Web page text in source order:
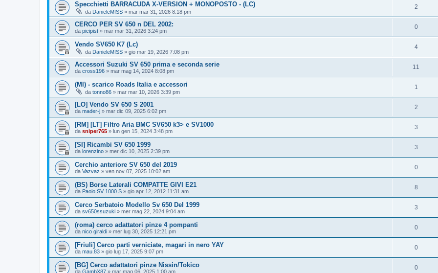
Specchietti BARRACUDA X-VERSION + MONOPOSTO - (LC)
da DanieleMISS » mar mar 31, 2026 8:18 pm
2
CERCO PER SV 650 n DEL 2002:
da picipist » mar mar 31, 2026 3:24 pm
0
Vendo SV650 K7 (Lc)
da DanieleMISS » gio mar 19, 2026 7:08 pm
4
Accessori Suzuki SV 650 prima e seconda serie
da cross196 » mar mag 14, 2024 8:08 pm
11
(MI) - scarico Roads Italia e accessori
da tonno86 » mar mar 10, 2026 3:39 pm
1
[LO] Vendo SV 650 S 2001
da mader-j » mar dic 09, 2025 6:02 pm
2
[RM] [LT] Filtro Aria BMC SV650 k3> e SV1000
da sniper765 » lun gen 15, 2024 3:48 pm
3
[SI] Ricambi SV 650 1999
da lorenzino » mer dic 10, 2025 2:39 pm
3
Cerchio anteriore SV 650 del 2019
da Vazvaz » ven nov 07, 2025 10:02 am
0
(BS) Borse Laterali COMPATTE GIVI E21
da Paolo SV 1000 S » gio apr 12, 2012 11:31 am
8
Cerco Serbatoio Modello Sv 650 Del 1999
da sv650ssuzuki » mer mag 22, 2024 9:04 am
3
(roma) cerco adattatori pinze 4 pompanti
da nico giraldi » mer lug 30, 2025 12:21 pm
0
[Friuli] Cerco parti verniciate, magari in nero YAY
da mau.83 » gio lug 17, 2025 9:07 pm
0
[BG] Cerco adattatori pinze Nissin/Tokico
da GambX87 » mar mag 06, 2025 1:00 am
0